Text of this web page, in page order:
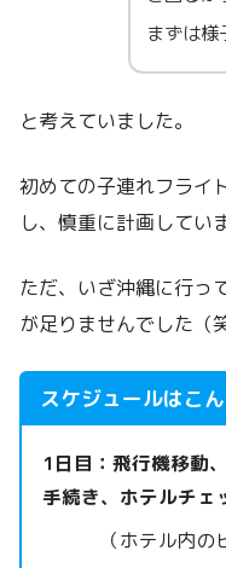
まずは様
と考えていました。
初めての子連れフライ
し、慎重に計画してい
ただ、いざ沖縄に行っ
が足りませんでした（
スケジュールはこ
1日目：飛行機移動
手続き、ホテルチェ
（ホテル内のビ